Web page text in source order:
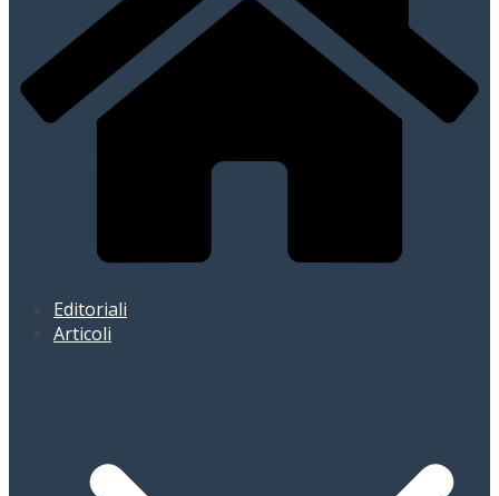
Editoriali
Articoli